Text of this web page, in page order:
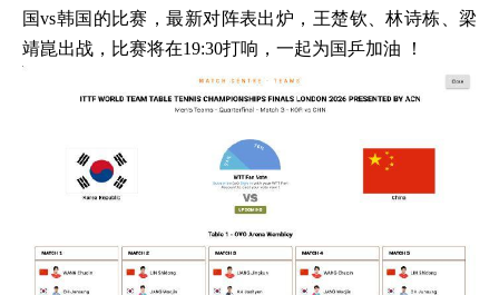
国vs韩国的比赛，最新对阵表出炉，王楚钦、林诗栋、梁
靖崑出战，比赛将在19:30打响，一起为国乒加油 ！